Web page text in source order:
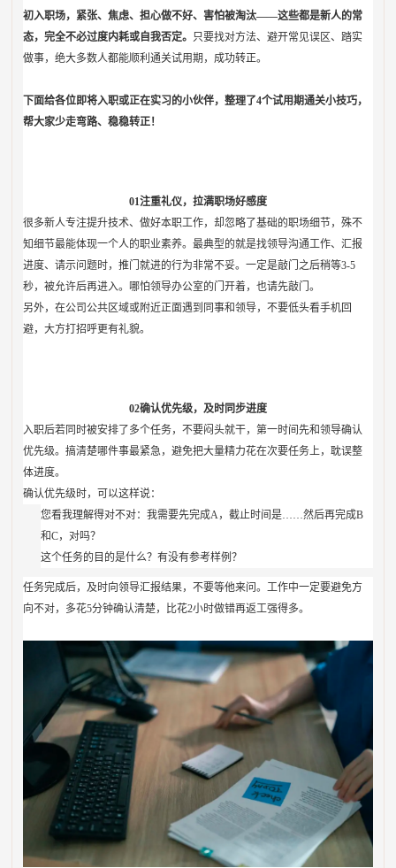
初入职场，紧张、焦虑、担心做不好、害怕被淘汰——这些都是新人的常
态，完全不必过度内耗或自我否定。
只要找对方法、避开常见误区、踏实
做事，绝大多数人都能顺利通关试用期，成功转正。
下面给各位即将入职或正在实习的小伙伴，整理了4个试用期通关小技巧，
帮大家少走弯路、稳稳转正！
01注重礼仪，拉满职场好感度
很多新人专注提升技术、做好本职工作，却忽略了基础的职场细节，殊不
知细节最能体现一个人的职业素养。最典型的就是找领导沟通工作、汇报
进度、请示问题时，推门就进的行为非常不妥。一定是敲门之后稍等3-5
秒，被允许后再进入。哪怕领导办公室的门开着，也请先敲门。
另外，在公司公共区域或附近正面遇到同事和领导，不要低头看手机回
避，大方打招呼更有礼貌。
02确认优先级，及时同步进度
入职后若同时被安排了多个任务，不要闷头就干，第一时间先和领导确认
优先级。搞清楚哪件事最紧急，避免把大量精力花在次要任务上，耽误整
体进度。
确认优先级时，可以这样说：
您看我理解得对不对：我需要先完成A，截止时间是……然后再完成B
和C，对吗？
这个任务的目的是什么？有没有参考样例？
任务完成后，及时向领导汇报结果，不要等他来问。工作中一定要避免方
向不对，多花5分钟确认清楚，比花2小时做错再返工强得多。